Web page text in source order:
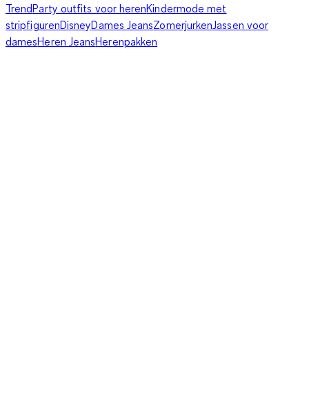
TrendParty outfits voor herenKindermode met
stripfigurenDisneyDames JeansZomerjurkenJassen voor
damesHeren JeansHerenpakken